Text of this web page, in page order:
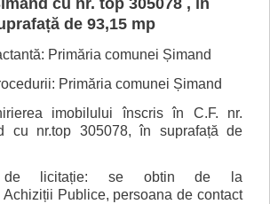
cu nr. top 305078 , în
de 93,15 mp
Primăria comunei Șimand
Primăria comunei Șimand
imobilului înscris în C.F. nr.
cu nr.top 305078, în suprafață de
de licitație: se obtin de la
Achiziții Publice, persoana de contact